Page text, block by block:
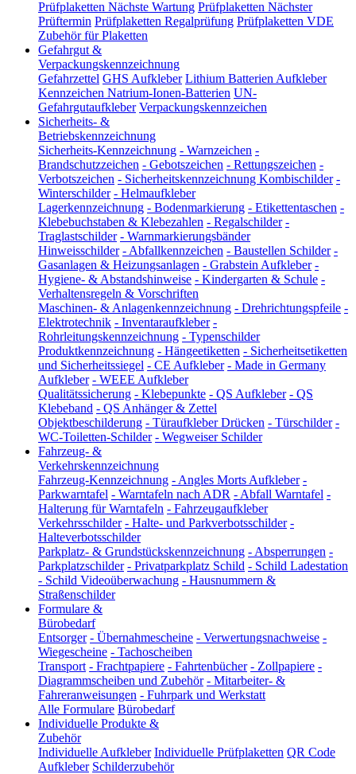
Prüfplaketten Nächste Wartung Prüfplaketten Nächster
Prüftermin Prüfplaketten Regalprüfung Prüfplaketten VDE
Zubehör für Plaketten
Gefahrgut &
Verpackungskennzeichnung
Gefahrzettel GHS Aufkleber Lithium Batterien Aufkleber
Kennzeichen Natrium-Ionen-Batterien UN-
Gefahrgutaufkleber Verpackungskennzeichen
Sicherheits- &
Betriebskennzeichnung
Sicherheits-Kennzeichnung - Warnzeichen -
Brandschutzzeichen - Gebotszeichen - Rettungszeichen -
Verbotszeichen - Sicherheitskennzeichnung Kombischilder -
Winterschilder - Helmaufkleber
Lagerkennzeichnung - Bodenmarkierung - Etikettentaschen -
Klebebuchstaben & Klebezahlen - Regalschilder -
Traglastschilder - Warnmarkierungsbänder
Hinweisschilder - Abfallkennzeichen - Baustellen Schilder -
Gasanlagen & Heizungsanlagen - Grabstein Aufkleber -
Hygiene- & Abstandshinweise - Kindergarten & Schule -
Verhaltensregeln & Vorschriften
Maschinen- & Anlagenkennzeichnung - Drehrichtungspfeile -
Elektrotechnik - Inventaraufkleber -
Rohrleitungskennzeichnung - Typenschilder
Produktkennzeichnung - Hängeetiketten - Sicherheitsetiketten
und Sicherheitssiegel - CE Aufkleber - Made in Germany
Aufkleber - WEEE Aufkleber
Qualitätssicherung - Klebepunkte - QS Aufkleber - QS
Klebeband - QS Anhänger & Zettel
Objektbeschilderung - Türaufkleber Drücken - Türschilder -
WC-Toiletten-Schilder - Wegweiser Schilder
Fahrzeug- &
Verkehrskennzeichnung
Fahrzeug-Kennzeichnung - Angles Morts Aufkleber -
Parkwarntafel - Warntafeln nach ADR - Abfall Warntafel -
Halterung für Warntafeln - Fahrzeugaufkleber
Verkehrsschilder - Halte- und Parkverbotsschilder -
Halteverbotsschilder
Parkplatz- & Grundstückskennzeichnung - Absperrungen -
Parkplatzschilder - Privatparkplatz Schild - Schild Ladestation
- Schild Videoüberwachung - Hausnummern &
Straßenschilder
Formulare &
Bürobedarf
Entsorger - Übernahmescheine - Verwertungsnachweise -
Wiegescheine - Tachoscheiben
Transport - Frachtpapiere - Fahrtenbücher - Zollpapiere -
Diagrammscheiben und Zubehör - Mitarbeiter- &
Fahreranweisungen - Fuhrpark und Werkstatt
Alle Formulare Bürobedarf
Individuelle Produkte &
Zubehör
Individuelle Aufkleber Individuelle Prüfplaketten QR Code
Aufkleber Schilderzubehör